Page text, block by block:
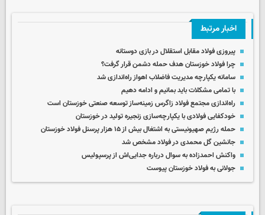
اخبار مرتبط
پیروزی فولاد مقابل استقلال در بازی دوستانه
چرا فولاد خوزستان هدف حمله دشمن قرار گرفت؟
سامانه یکپارچه مدیریت فاضلاب اهواز راه‌اندازی شد
با تمامی مشکلات باید بمانیم و ادامه دهیم
راه‌اندازی مجتمع فولاد زاگرس زمینه‌ساز توسعه صنعتی خوزستان است
خودکفایی فولادی با یکپارچه‌سازی زنجیره تولید در خوزستان
حمله رژیم صهیونیستی به اشتغال بیش از ۱۵ هزار پرسنل فولاد خوزستان
جانشین گل محمدی در فولاد مشخص شد
واکنش احمدزاده به سوال درباره جدایی‌اش از پرسپولیس
جولانی به فولاد خوزستان پیوست